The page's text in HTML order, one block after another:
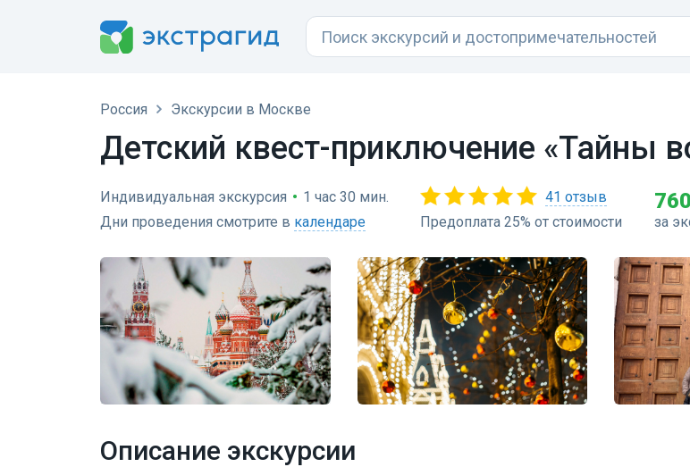
Россия Экскурсии в Москве
Детский квест-приключение «Тайны
Индивидуальная экскурсия • 1 час 30 мин.
Дни проведения смотрите в календаре
41 отзыв
Предоплата 25% от стоимости
за
Описание экскурсии